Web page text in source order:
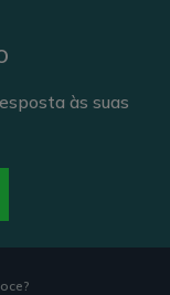
às suas